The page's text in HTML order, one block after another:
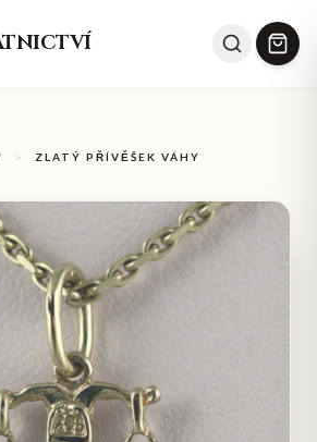
> ZLATÝ PŘÍVĚŠEK VÁHY